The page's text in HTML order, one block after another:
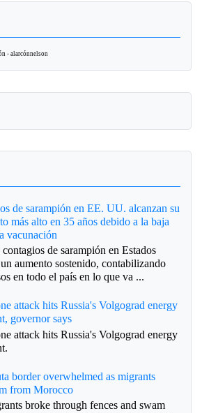
- alarcónnelson
de sarampión en EE. UU. alcanzan su
más alto en 35 años debido a la baja
vacunación
de sarampión en Estados
aumento sostenido, contabilizando
en todo el país en lo que va ...
attack hits Russia's Volgograd energy
governor says
attack hits Russia's Volgograd energy
border overwhelmed as migrants
from Morocco
broke through fences and swam